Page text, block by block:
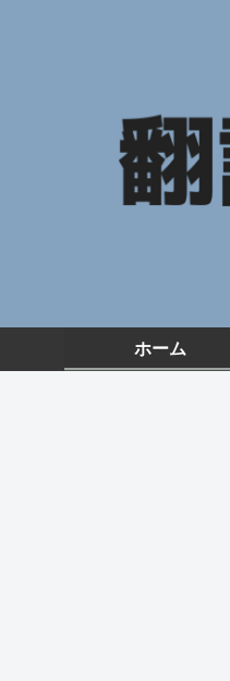
ホーム